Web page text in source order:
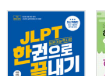
따라 읽기만 하면 자연스럽
리고 재미있게 학습하자
화 자동발사] 1) 문형으
형'에 여러 단어를 교체